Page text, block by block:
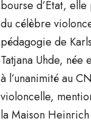
bourse d’État,
du célèbre
pédagogie de
Tatjana Uhde, née
à l’unanimité au
violoncelle,
la Maison Heinrich